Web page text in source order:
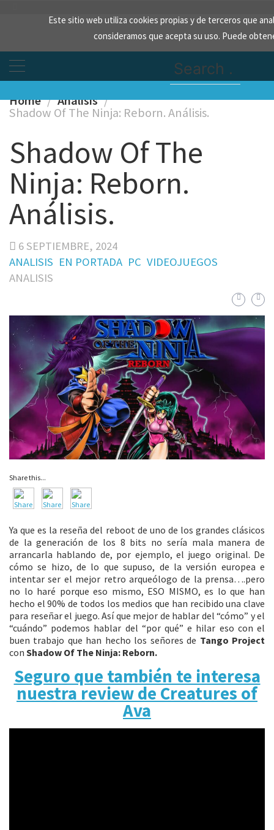
Este sitio web utiliza cookies propias y de terceros que
consideramos que acepta su uso. Puede
Search
for:
Home Analisis
Shadow Of The Ninja: Reborn. Análisis.
Shadow Of The
Ninja: Reborn.
Análisis.
6 SEPTIEMBRE, 2024
ANALISIS EN PORTADA PC VIDEOJUEGOS
ANALISIS
Share this...
Ya que es la reseña del reboot de uno de los grandes clásicos
de la generación de los 8 bits no sería mala manera de
arrancarla hablando de, por ejemplo, el juego original. De
cómo se hizo, de lo que supuso, de la versión europea e
intentar ser el mejor retro arqueólogo de la prensa….pero
no lo haré porque eso mismo, ESO MISMO, es lo que han
hecho el 90% de todos los medios que han recibido una clave
para reseñar el juego. Así que mejor de hablar del “cómo” y el
“cuándo” podemos hablar del “por qué” e hilar eso con el
buen trabajo que han hecho los señores de Tango Project
con Shadow Of The Ninja: Reborn.
Seguro que también te interesa
nuestra review de Creatures of
Ava